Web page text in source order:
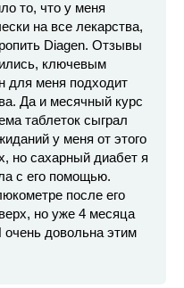
то, что у меня
на все лекарства,
Diagen. Отзывы
ключевым
для меня подходит
Да и месячный курс
таблеток сыграл
у меня от этого
но сахарный диабет я
с его помощью.
после его
но уже 4 месяца
очень довольна этим